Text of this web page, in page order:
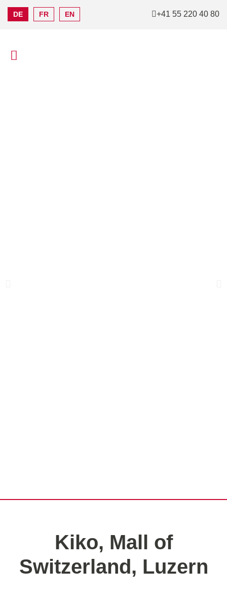
DE FR EN +41 55 220 40 80
Kiko, Mall of
Switzerland, Luzern